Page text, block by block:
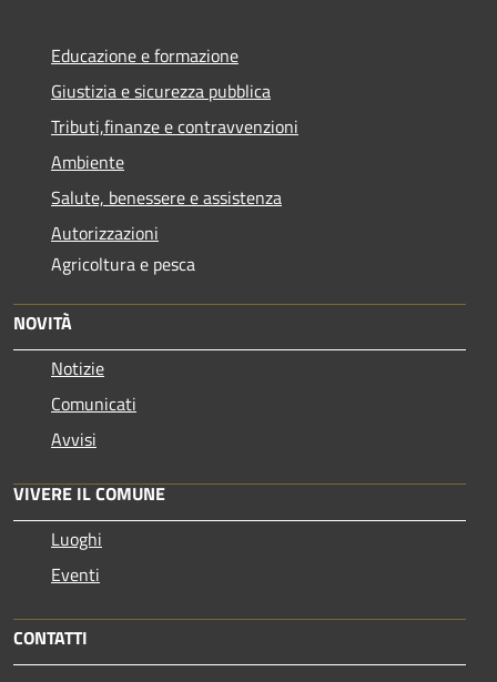
Educazione e formazione
Giustizia e sicurezza pubblica
Tributi,finanze e contravvenzioni
Ambiente
Salute, benessere e assistenza
Autorizzazioni
Agricoltura e pesca
NOVITÀ
Notizie
Comunicati
Avvisi
VIVERE IL COMUNE
Luoghi
Eventi
CONTATTI